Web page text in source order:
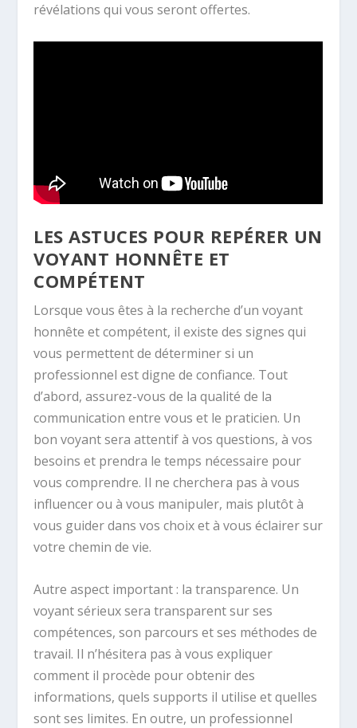
révélations qui vous seront offertes.
LES ASTUCES POUR REPÉRER UN
VOYANT HONNÊTE ET
COMPÉTENT
Lorsque vous êtes à la recherche d’un voyant
honnête et compétent, il existe des signes qui
vous permettent de déterminer si un
professionnel est digne de confiance. Tout
d’abord, assurez-vous de la qualité de la
communication entre vous et le praticien. Un
bon voyant sera attentif à vos questions, à vos
besoins et prendra le temps nécessaire pour
vous comprendre. Il ne cherchera pas à vous
influencer ou à vous manipuler, mais plutôt à
vous guider dans vos choix et à vous éclairer sur
votre chemin de vie.
Autre aspect important : la transparence. Un
voyant sérieux sera transparent sur ses
compétences, son parcours et ses méthodes de
travail. Il n’hésitera pas à vous expliquer
comment il procède pour obtenir des
informations, quels supports il utilise et quelles
sont ses limites. En outre, un professionnel